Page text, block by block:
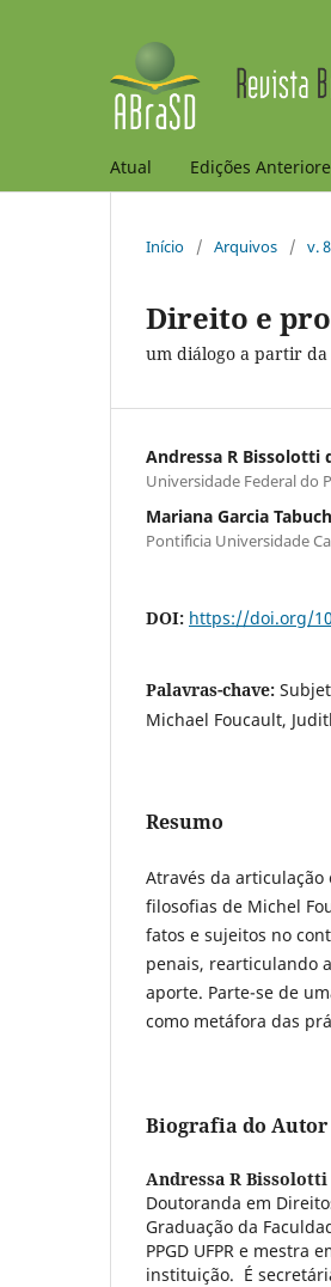
Atual Edições
Início / Arquivos / v.
Direito e
um diálogo a partir
Andressa R Bissolotti
Universidade Federal do
Mariana Garcia
Ponti´ficia Universidade
DOI: https://doi.org/
Palavras-chave:
Michael Foucault,
Resumo
Através da
filosofias de Michel
fatos e sujeitos no
penais, rearticulando
aporte. Parte-se de
como metáfora das
Biografia do Autor
Andressa R Bissolotti
Doutoranda em
Graduação da
PPGD UFPR e mestra
instituição. É